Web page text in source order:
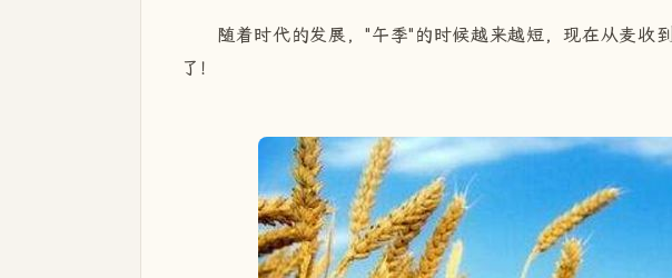
随着时代的发展，"午季"的时候越来越短，现在从麦收
了！